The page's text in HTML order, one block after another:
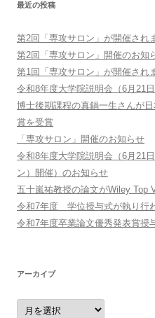
最近の投稿
第2回「専攻サロン」が開催され
第2回「専攻サロン」開催のお知
第1回「専攻サロン」が開催され
令和8年度大学院説明会（6月21
博士後期課程の真鍋一生さんが
賞を受賞
「専攻サロン」開催のお知らせ
令和8年度大学院説明会（6月21
ン）開催）のお知らせ
五十嵐祐教授の論文がWiley Top
令和7年度 学位授与式が執り行
令和7年度卒業論文優秀発表賞授
アーカイブ
ア
ー